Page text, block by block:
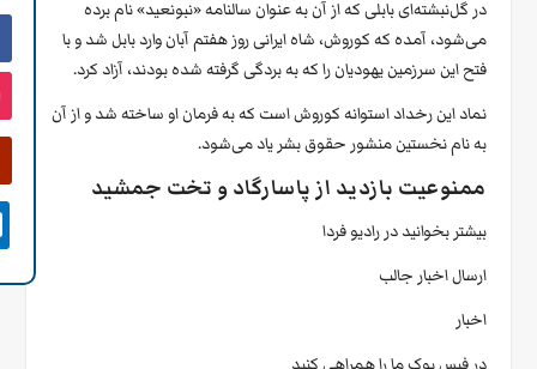
در گل‌نبشته‌ای بابلی که از آن به عنوان سالنامه «نبونعید» نام برده
می‌شود، آمده که کوروش، شاه ایرانی روز هفتم آبان وارد بابل شد و با
فتح این سرزمین یهودیان را که به بردگی گرفته شده بودند، آزاد کرد.
نماد این رخداد استوانه کوروش است که به فرمان او ساخته شد و از آن
به نام نخستین منشور حقوق بشر یاد می‌شود.
ممنوعیت بازدید از پاسارگاد و تخت جمشید
بیشتر بخوانید در رادیو فردا
ارسال اخبار جالب
اخبار
در فیس بوک ما را همراهی کنید